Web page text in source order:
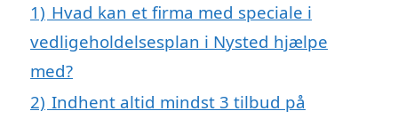
1) Hvad kan et firma med speciale i
vedligeholdelsesplan i Nysted hjælpe
med?
2) Indhent altid mindst 3 tilbud på